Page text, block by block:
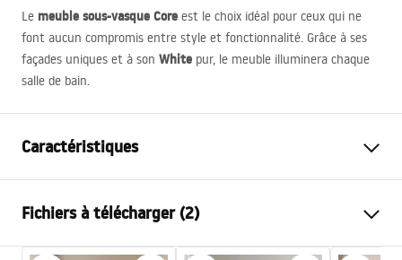
Le meuble sous-vasque Core est le choix idéal pour ceux qui ne
font aucun compromis entre style et fonctionnalité. Grâce à ses
façades uniques et à son White pur, le meuble illuminera chaque
salle de bain.
Caractéristiques
Méthode de montage
Matériel
MDF
Fichiers à télécharger (2)